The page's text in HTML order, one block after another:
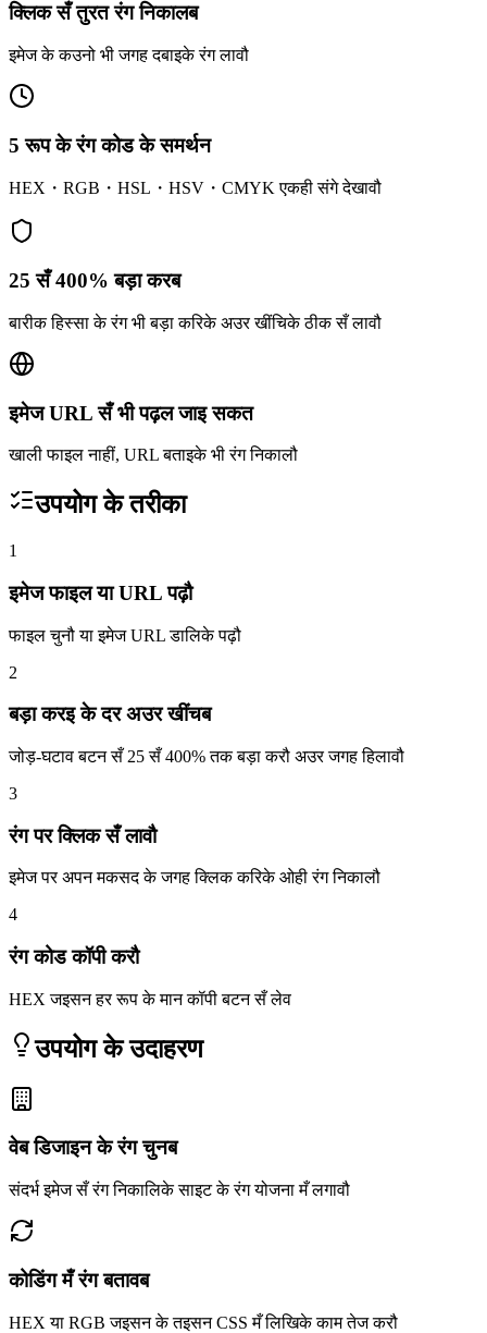
क्लिक सँ तुरत रंग निकालब
इमेज के कउनो भी जगह दबाइके रंग लावौ
5 रूप के रंग कोड के समर्थन
HEX・RGB・HSL・HSV・CMYK एकही संगे देखावौ
25 सँ 400% बड़ा करब
बारीक हिस्सा के रंग भी बड़ा करिके अउर खींचिके ठीक सँ लावौ
इमेज URL सँ भी पढ़ल जाइ सकत
खाली फाइल नाहीं, URL बताइके भी रंग निकालौ
उपयोग के तरीका
1
इमेज फाइल या URL पढ़ौ
फाइल चुनौ या इमेज URL डालिके पढ़ौ
2
बड़ा करइ के दर अउर खींचब
जोड़-घटाव बटन सँ 25 सँ 400% तक बड़ा करौ अउर जगह हिलावौ
3
रंग पर क्लिक सँ लावौ
इमेज पर अपन मकसद के जगह क्लिक करिके ओही रंग निकालौ
4
रंग कोड कॉपी करौ
HEX जइसन हर रूप के मान कॉपी बटन सँ लेव
उपयोग के उदाहरण
वेब डिजाइन के रंग चुनब
संदर्भ इमेज सँ रंग निकालिके साइट के रंग योजना मँ लगावौ
कोडिंग मँ रंग बतावब
HEX या RGB जइसन के तइसन CSS मँ लिखिके काम तेज करौ